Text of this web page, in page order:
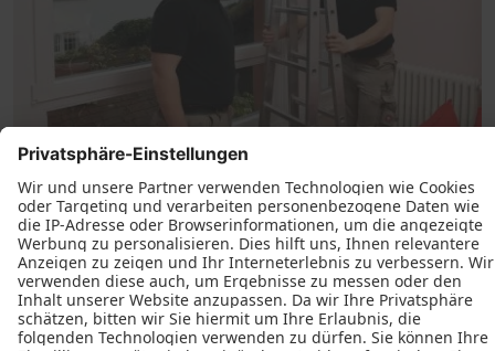
Der letzte Akt: die fachgerechte
Montage
Der fachmännische Einbau Ihrer Fenster ist echte
Team-Arbeit und die beginnt nicht erst auf der
Baustelle. Unsere Monteure besuchen regelmäßig